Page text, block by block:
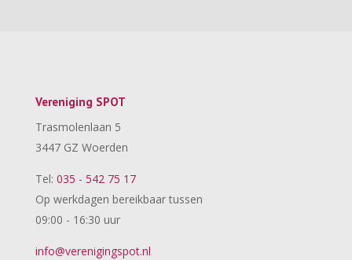
Vereniging SPOT
Trasmolenlaan 5
3447 GZ Woerden
Tel: 035 - 542 75 17
Op werkdagen bereikbaar tussen
09:00 - 16:30 uur
info@verenigingspot.nl